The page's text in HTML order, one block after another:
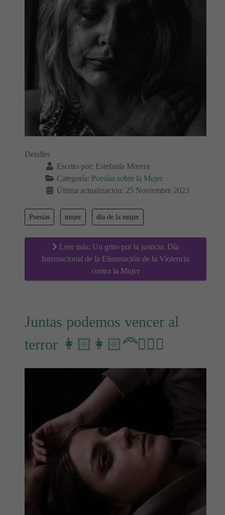
Detalles
Escrito por: Estefanía Morera
Categoría: Poesías sobre la Mujer
Última actualización: 25 Noviembre 2023
Poesías mujer día de la mujer
Leer más: Un grito por la justicia: Día
Internacional de la Eliminación de la Violencia
contra la Mujer
Juntas podemos vencer al
terror 👩🏻👩🏻‍🦰👱🏻‍♀️